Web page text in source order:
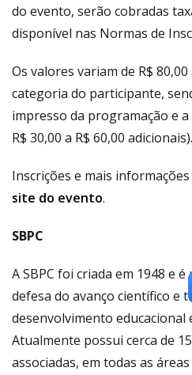
do evento, serão cobradas
disponível nas Normas de
Os valores variam de R$
categoria do participante,
impresso da programação e
R$ 30,00 a R$ 60,00 adicionais).
Inscrições e mais informações
site do evento.
SBPC
A SBPC foi criada em 1948 e
defesa do avanço científico e
desenvolvimento educacional
Atualmente possui cerca de
associadas, em todas as